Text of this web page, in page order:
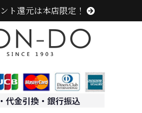
ト還元は本店限定！